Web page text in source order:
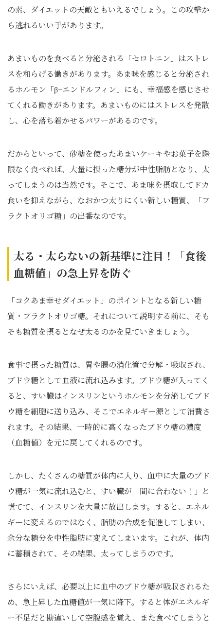
の素、ダイエットの天敵ともいえるでしょう。この攻撃か
ら逃れるいい手があります。
あまいものを食べると分泌される「セロトニン」はストレ
スを和らげる働きがあります。あま味を感じると分泌され
るホルモン「β−エンドルフィン」にも、幸福感を感じさせ
てくれる働きがあります。あまいものにはストレスを発散
し、心を落ち着かせるパワーがあるのです。
だからといって、砂糖を使ったあまいケーキやお菓子を際
限なく食べれば、大量に摂った糖分が中性脂肪となり、太
ってしまうのは当然です。そこで、あま味を摂取してドカ
食いを抑えながら、なおかつ太りにくい新しい糖質、「フ
ラクトオリゴ糖」の出番なのです。
太る・太らないの新基準に注目！「食後
血糖値」の急上昇を防ぐ
「コクあま幸せダイエット」のポイントとなる新しい糖
質・フラクトオリゴ糖。それについて説明する前に、そも
そも糖質を摂るとなぜ太るのかを見ていきましょう。
食事で摂った糖質は、胃や腸の消化管で分解・吸収され、
ブドウ糖として血液に流れ込みます。ブドウ糖が入ってく
ると、すい臓はインスリンというホルモンを分泌してブド
ウ糖を細胞に送り込み、そこでエネルギー源として消費さ
れます。その結果、一時的に高くなったブドウ糖の濃度
（血糖値）を元に戻してくれるのです。
しかし、たくさんの糖質が体内に入り、血中に大量のブド
ウ糖が一気に流れ込むと、すい臓が「間に合わない！」と
慌てて、インスリンを大量に放出します。すると、エネル
ギーに変えるのではなく、脂肪の合成を促進してしまい、
余分な糖分を中性脂肪に変えてしまいます。これが、体内
に蓄積されて、その結果、太ってしまうのです。
さらにいえば、必要以上に血中のブドウ糖が吸収されるた
め、急上昇した血糖値が一気に降下。すると体がエネルギ
ー不足だと勘違いして空腹感を覚え、また食べてしまうと